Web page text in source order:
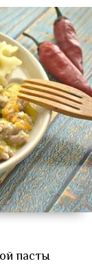
пасты